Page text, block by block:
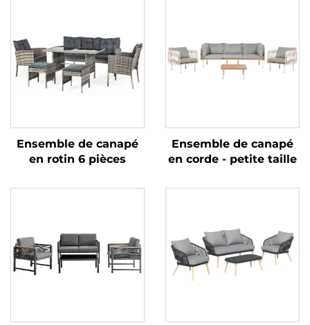
Ensemble de canapé
en rotin 6 pièces
Ensemble de canapé
en corde - petite taille